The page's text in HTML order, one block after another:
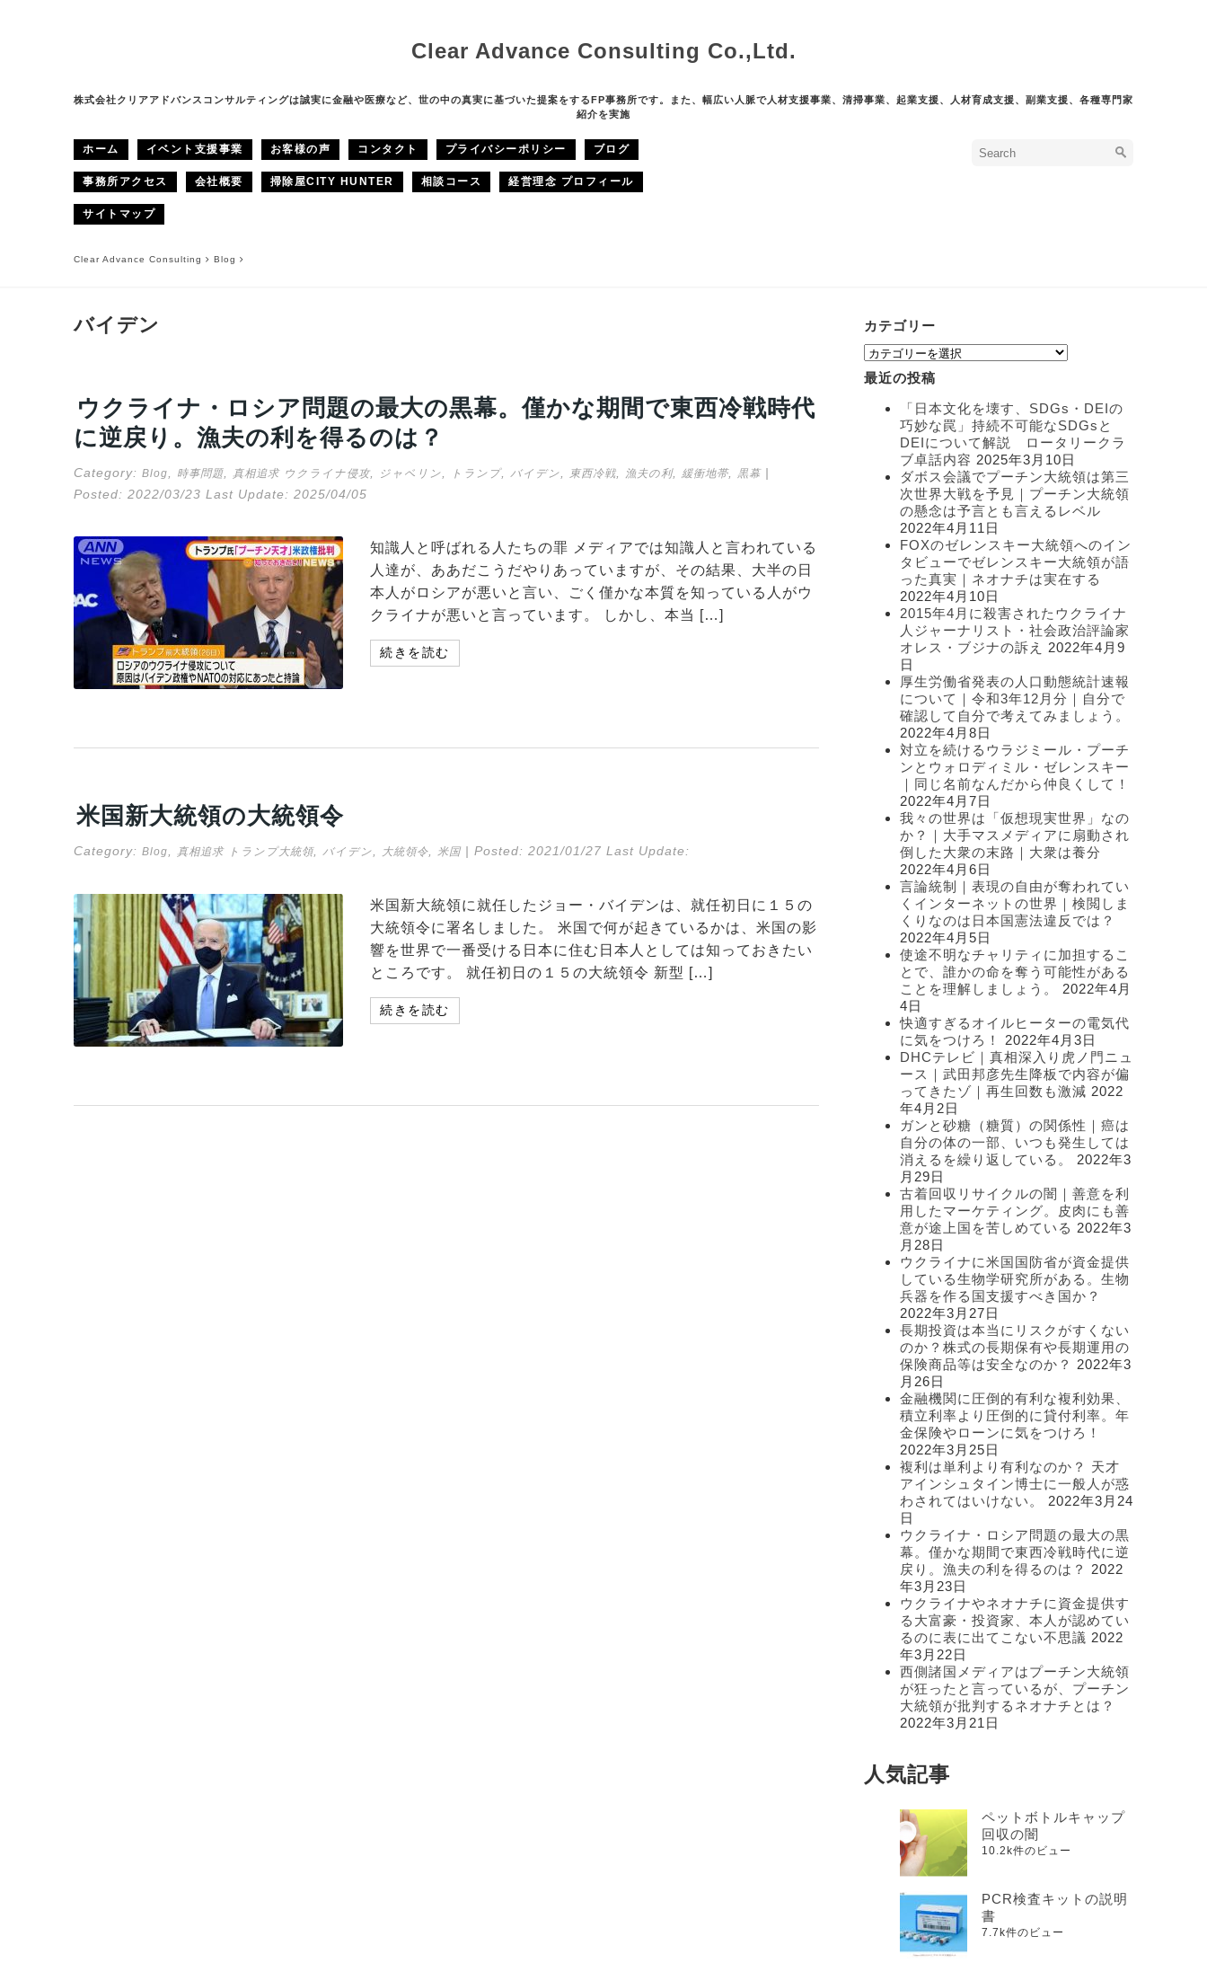
Clear Advance Consulting Co.,Ltd.
株式会社クリアアドバンスコンサルティングは誠実に金融や医療など、世の中の真実に基づいた提案をするFP事務所です。また、幅広い人脈で人材支援事業、清掃事業、起業支援、人材育成支援、副業支援、各種専門家
紹介を実施
ホーム イベント支援事業 お客様の声 コンタクト プライバシーポリシー ブログ
事務所アクセス 会社概要 掃除屋CITY HUNTER 相談コース 経営理念 プロフィール
サイトマップ
Clear Advance Consulting Blog
バイデン
ウクライナ・ロシア問題の最大の黒幕。僅かな期間で東西冷戦時代
に逆戻り。漁夫の利を得るのは？
Category: Blog 時事問題 真相追求 ウクライナ侵攻 ジャベリン トランプ, バイデン 東西冷戦 漁夫の利, 緩衝地帯, 黒幕|
Posted: 2022/03/23 Last Update: 2025/04/05
知識人と呼ばれる人たちの罪 メディアでは知識人と言われている
人達が、ああだこうだやりあっていますが、その結果、大半の日
本人がロシアが悪いと言い、ごく僅かな本質を知っている人がウ
クライナが悪いと言っています。 しかし、本当 […]
続きを読む
米国新大統領の大統領令
Category: Blog 真相追求 トランプ大統領, バイデン 大統領令 米国 | Posted: 2021/01/27 Last Update:
米国新大統領に就任したジョー・バイデンは、就任初日に１５の
大統領令に署名しました。 米国で何が起きているかは、米国の影
響を世界で一番受ける日本に住む日本人としては知っておきたい
ところです。 就任初日の１５の大統領令 新型 […]
続きを読む
カテゴリー
カ
テ
ゴ
最近の投稿
「日本文化を壊す、SDGs・DEIの
巧妙な罠」持続不可能なSDGsと
DEIについて解説 ロータリークラ
ブ卓話内容 2025年3月10日
ダボス会議でプーチン大統領は第三
次世界大戦を予見｜プーチン大統領
の懸念は予言とも言えるレベル
2022年4月11日
FOXのゼレンスキー大統領へのイン
タビューでゼレンスキー大統領が語
った真実｜ネオナチは実在する
2022年4月10日
2015年4月に殺害されたウクライナ
人ジャーナリスト・社会政治評論家
オレス・ブジナの訴え
2022年4月9
日
厚生労働省発表の人口動態統計速報
について｜令和3年12月分｜自分で
確認して自分で考えてみましょう。
2022年4月8日
対立を続けるウラジミール・プーチ
ンとウォロディミル・ゼレンスキー
｜同じ名前なんだから仲良くして！
2022年4月7日
我々の世界は「仮想現実世界」なの
か？｜大手マスメディアに扇動され
倒した大衆の末路｜大衆は養分
2022年4月6日
言論統制｜表現の自由が奪われてい
くインターネットの世界｜検閲しま
くりなのは日本国憲法違反では？
2022年4月5日
使途不明なチャリティに加担するこ
とで、誰かの命を奪う可能性がある
ことを理解しましょう。
2022年4月
4日
快適すぎるオイルヒーターの電気代
に気をつけろ！
2022年4月3日
DHCテレビ｜真相深入り虎ノ門ニュ
ース｜武田邦彦先生降板で内容が偏
ってきたゾ｜再生回数も激減 2022
年4月2日
ガンと砂糖（糖質）の関係性｜癌は
自分の体の一部、いつも発生しては
消えるを繰り返している。
2022年3
月29日
古着回収リサイクルの闇｜善意を利
用したマーケティング。皮肉にも善
意が途上国を苦しめている 2022年3
月28日
ウクライナに米国国防省が資金提供
している生物学研究所がある。生物
兵器を作る国支援すべき国か？
2022年3月27日
長期投資は本当にリスクがすくない
のか？株式の長期保有や長期運用の
保険商品等は安全なのか？
2022年3
月26日
金融機関に圧倒的有利な複利効果、
積立利率より圧倒的に貸付利率。年
金保険やローンに気をつけろ！
2022年3月25日
複利は単利より有利なのか？ 天才
アインシュタイン博士に一般人が惑
わされてはいけない。
2022年3月24
日
ウクライナ・ロシア問題の最大の黒
幕。僅かな期間で東西冷戦時代に逆
戻り。漁夫の利を得るのは？
2022
年3月23日
ウクライナやネオナチに資金提供す
る大富豪・投資家、本人が認めてい
るのに表に出てこない不思議 2022
年3月22日
西側諸国メディアはプーチン大統領
が狂ったと言っているが、プーチン
大統領が批判するネオナチとは？
2022年3月21日
人気記事
ペットボトルキャップ
回収の闇
10.2k件のビュー
PCR検査キットの説明
書
7.7k件のビュー